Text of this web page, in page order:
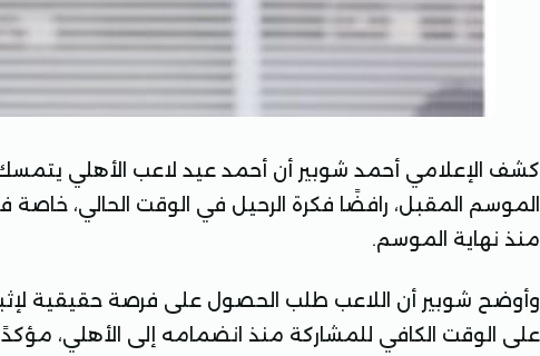
كشف الإعلامي أحمد شوبير أن أحمد عيد لاعب الأهلي
الموسم المقبل، رافضًا فكرة الرحيل في الوقت الحالي،
منذ نهاية الموسم.
وأوضح شوبير أن اللاعب طلب الحصول على فرصة حقيقية
على الوقت الكافي للمشاركة منذ انضمامه إلى الأهلي،